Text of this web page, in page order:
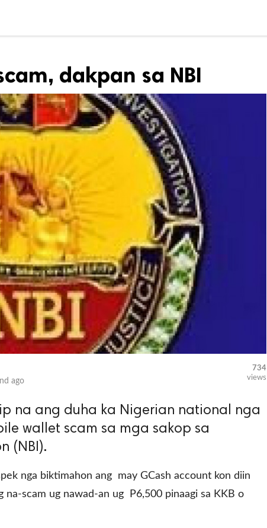
dakpan sa NBI
ago
734
views
na ang duha ka Nigerian national nga
wallet scam sa mga sakop sa
(NBI).
nga biktimahon ang may GCash account kon diin
na-scam ug nawad-an ug P6,500 pinaagi sa KKB o